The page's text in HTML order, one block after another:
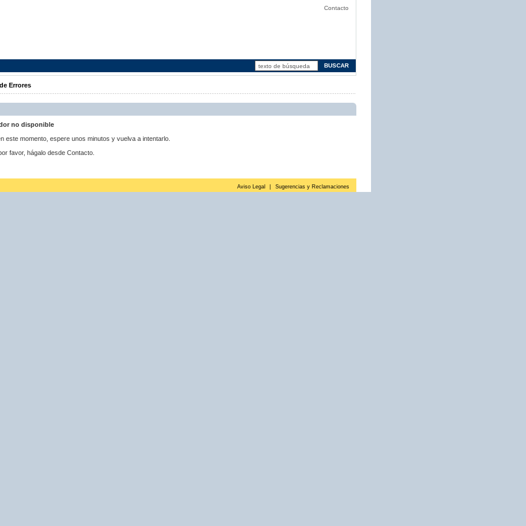
Contacto
Errores
no disponible
este momento, espere unos minutos y vuelva a intentarlo.
favor, hágalo desde Contacto.
Aviso Legal Sugerencias y Reclamaciones